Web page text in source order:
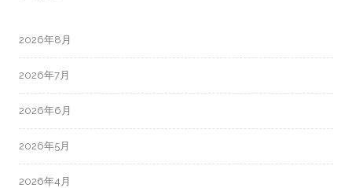
2026年8月
2026年7月
2026年6月
2026年5月
2026年4月